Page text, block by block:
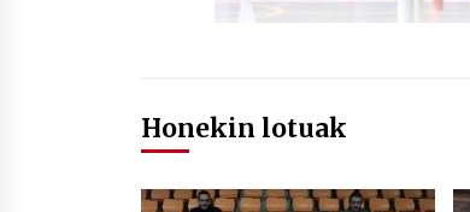
Honekin lotuak